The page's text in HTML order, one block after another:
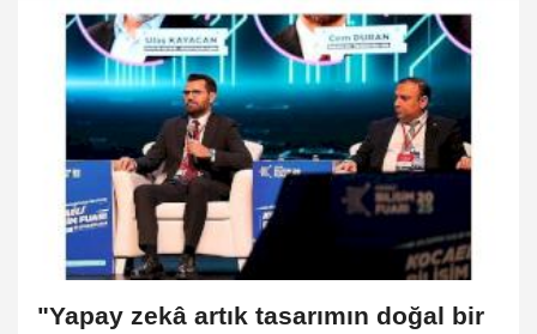
"Yapay zekâ artık tasarımın doğal bir